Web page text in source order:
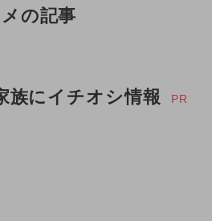
の記事
族にイチオシ情報 PR